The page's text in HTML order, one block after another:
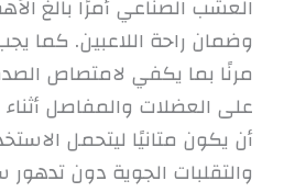
العشب الصناعي أمرًا بالغ
وضمان راحة اللاعبين. كما
مرنًا بما يكفي لامتصاص
على العضلات والمفاصل
أن يكون متانيًا ليتحمل
والتقلبات الجوية دون تدهور